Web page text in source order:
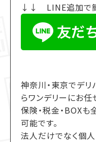
↓↓ LINE追加で
神奈川・東京でデリ
らワンデリーにお任せ
保険・税金・BOXも
可能です。
法人だけでなく個